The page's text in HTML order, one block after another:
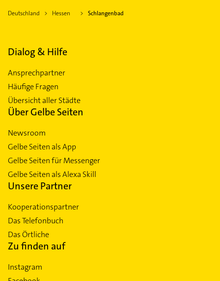
Deutschland Hessen Schlangenbad
Dialog & Hilfe
Ansprechpartner
Häufige Fragen
Übersicht aller Städte
Über Gelbe Seiten
Newsroom
Gelbe Seiten als App
Gelbe Seiten für Messenger
Gelbe Seiten als Alexa Skill
Unsere Partner
Kooperationspartner
Das Telefonbuch
Das Örtliche
Zu finden auf
Instagram